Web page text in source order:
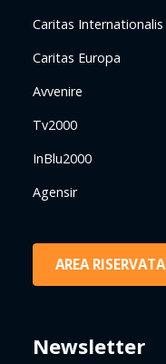
Caritas Internationalis
Caritas Europa
Avvenire
Tv2000
InBlu2000
Agensir
AREA RISERVATA
Newsletter